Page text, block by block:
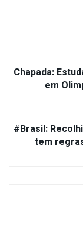
Chapada:
em
#Brasil:
tem